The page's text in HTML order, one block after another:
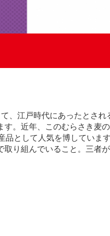
、江戸時代にあったとされ
。近年、このむらさき麦
として人気を博しています
り組んでいること。三者